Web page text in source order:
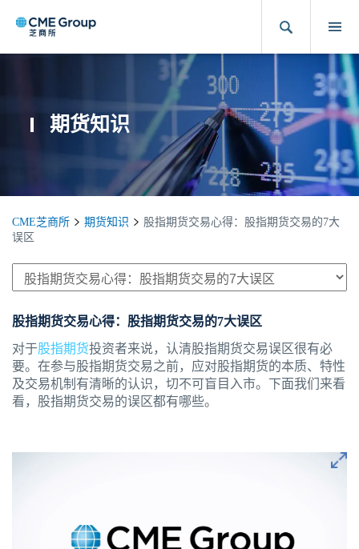
期货知识
CME芝商所 期货知识
股指期货交易心得：股指期货交易的7大
误区
股指期货交易心得：股指期货交易的7大误区
对于股指期货投资者来说，认清股指期货交易误区很有必
要。在参与股指期货交易之前，应对股指期货的本质、特性
及交易机制有清晰的认识，切不可盲目入市。下面我们来看
看，股指期货交易的误区都有哪些。